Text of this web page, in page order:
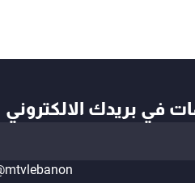
في بريدك الالكتروني